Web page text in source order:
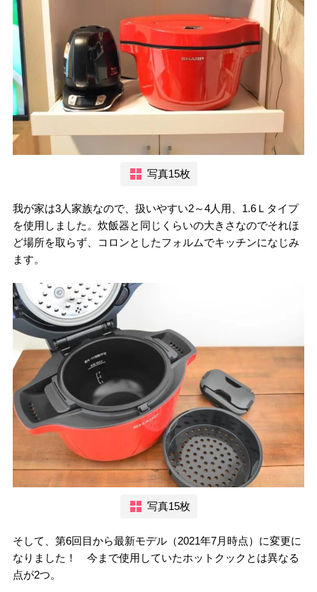
写真15枚
我が家は3人家族なので、扱いやすい2～4人用、1.6Ｌタイプ
を使用しました。炊飯器と同じくらいの大きさなのでそれほ
ど場所を取らず、コロンとしたフォルムでキッチンになじみ
ます。
写真15枚
そして、第6回目から最新モデル（2021年7月時点）に変更に
なりました！ 今まで使用していたホットクックとは異なる
点が2つ。